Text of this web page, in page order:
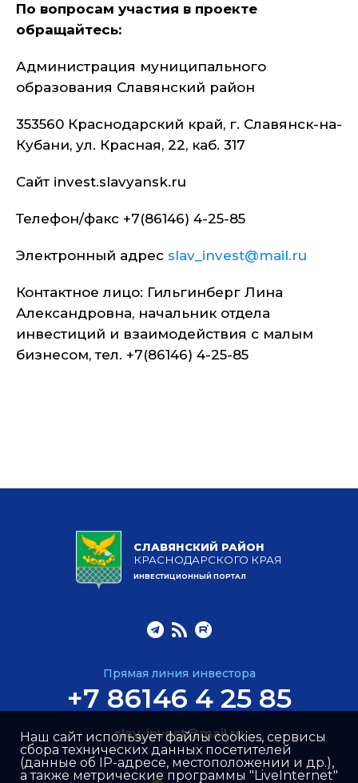
По вопросам участия в проекте
обращайтесь:
Администрация муниципального
образования Славянский район
353560 Краснодарский край, г. Славянск-на-
Кубани, ул. Красная, 22, каб. 317
Сайт invest.slavyansk.ru
Телефон/факс +7(86146) 4-25-85
Электронный адрес slav_invest@mail.ru
Контактное лицо: Гильгинберг Лина
Александровна, начальник отдела
инвестиций и взаимодействия с малым
бизнесом, тел. +7(86146) 4-25-85
СЛАВЯНСКИЙ РАЙОН
КРАСНОДАРСКОГО КРАЯ
ИНВЕСТИЦИОННЫЙ ПОРТАЛ
Прямая линия инвестора
+7 86146 4 25 85
slav_invest@mail.ru
Наш сайт использует файлы cookies, сервисы
сбора технических данных посетителей
(данные об IP-адресе, местоположении и др.),
а также метрические программы "LiveInternet"